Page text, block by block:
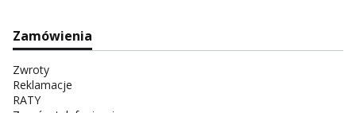
Zamówienia
Zwroty
Reklamacje
RATY